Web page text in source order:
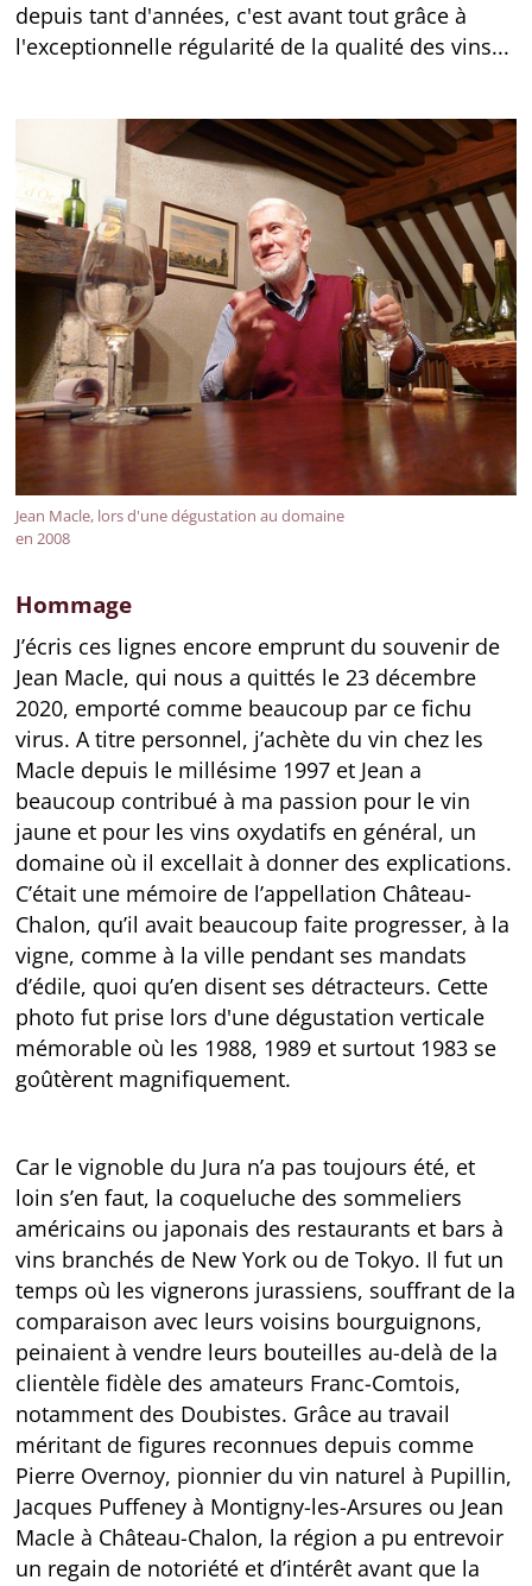
depuis tant d'années, c'est avant tout grâce à
l'exceptionnelle régularité de la qualité des vins...
Jean Macle, lors d'une dégustation au domaine
en 2008
Hommage
J’écris ces lignes encore emprunt du souvenir de
Jean Macle, qui nous a quittés le 23 décembre
2020, emporté comme beaucoup par ce fichu
virus. A titre personnel, j’achète du vin chez les
Macle depuis le millésime 1997 et Jean a
beaucoup contribué à ma passion pour le vin
jaune et pour les vins oxydatifs en général, un
domaine où il excellait à donner des explications.
C’était une mémoire de l’appellation Château-
Chalon, qu’il avait beaucoup faite progresser, à la
vigne, comme à la ville pendant ses mandats
d’édile, quoi qu’en disent ses détracteurs. Cette
photo fut prise lors d'une dégustation verticale
mémorable où les 1988, 1989 et surtout 1983 se
goûtèrent magnifiquement.
Car le vignoble du Jura n’a pas toujours été, et
loin s’en faut, la coqueluche des sommeliers
américains ou japonais des restaurants et bars à
vins branchés de New York ou de Tokyo. Il fut un
temps où les vignerons jurassiens, souffrant de la
comparaison avec leurs voisins bourguignons,
peinaient à vendre leurs bouteilles au-delà de la
clientèle fidèle des amateurs Franc-Comtois,
notamment des Doubistes. Grâce au travail
méritant de figures reconnues depuis comme
Pierre Overnoy, pionnier du vin naturel à Pupillin,
Jacques Puffeney à Montigny-les-Arsures ou Jean
Macle à Château-Chalon, la région a pu entrevoir
un regain de notoriété et d’intérêt avant que la